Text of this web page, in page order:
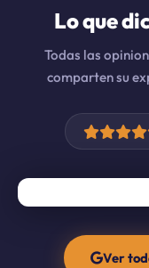
Lo que
Todas las
comparten su
Ver